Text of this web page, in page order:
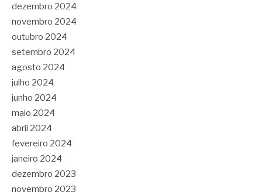
dezembro 2024
novembro 2024
outubro 2024
setembro 2024
agosto 2024
julho 2024
junho 2024
maio 2024
abril 2024
fevereiro 2024
janeiro 2024
dezembro 2023
novembro 2023